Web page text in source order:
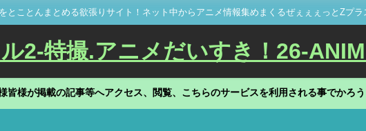
とことんまとめる欲張りサイト！ネット中からアニメ情報集めまくるぜぇぇぇっとZプラ
2-特撮.アニメだいすき！26-
皆様が掲載の記事等へアクセス、閲覧、こちらのサービスを利用される事でかろ